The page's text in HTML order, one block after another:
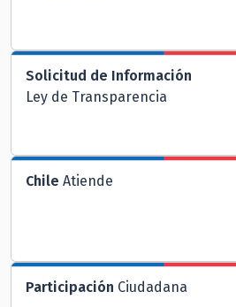
Solicitud de Información
Ley de Transparencia
Chile Atiende
Participación Ciudadana